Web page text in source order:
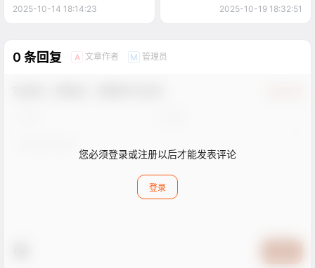
2025-10-14 18:14:23 2025-10-19 18:32:51
0 条回复 A 文章作者 M 管理员
您必须登录或注册以后才能发表评论
登录